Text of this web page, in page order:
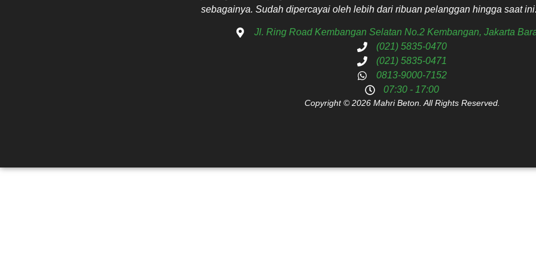
sebagainya. Sudah dipercayai oleh lebih dari ribuan pelanggan hingga saat ini.
Jl. Ring Road Kembangan Selatan No.2 Kembangan, Jakarta
(021) 5835-0470
(021) 5835-0471
0813-9000-7152
07:30 - 17:00
Copyright © 2026 Mahri Beton. All Rights Reserved.